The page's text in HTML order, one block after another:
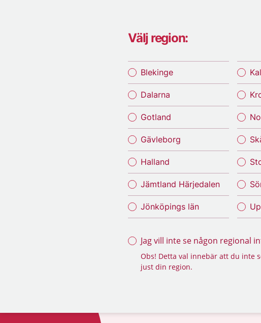
Välj region:
Blekinge
Dalarna
Gotland
Gävleborg
Halland
Jämtland Härjedalen
Jönköpings län
Jag vill inte se någon regional
Obs! Detta val innebär att du inte
just din region.